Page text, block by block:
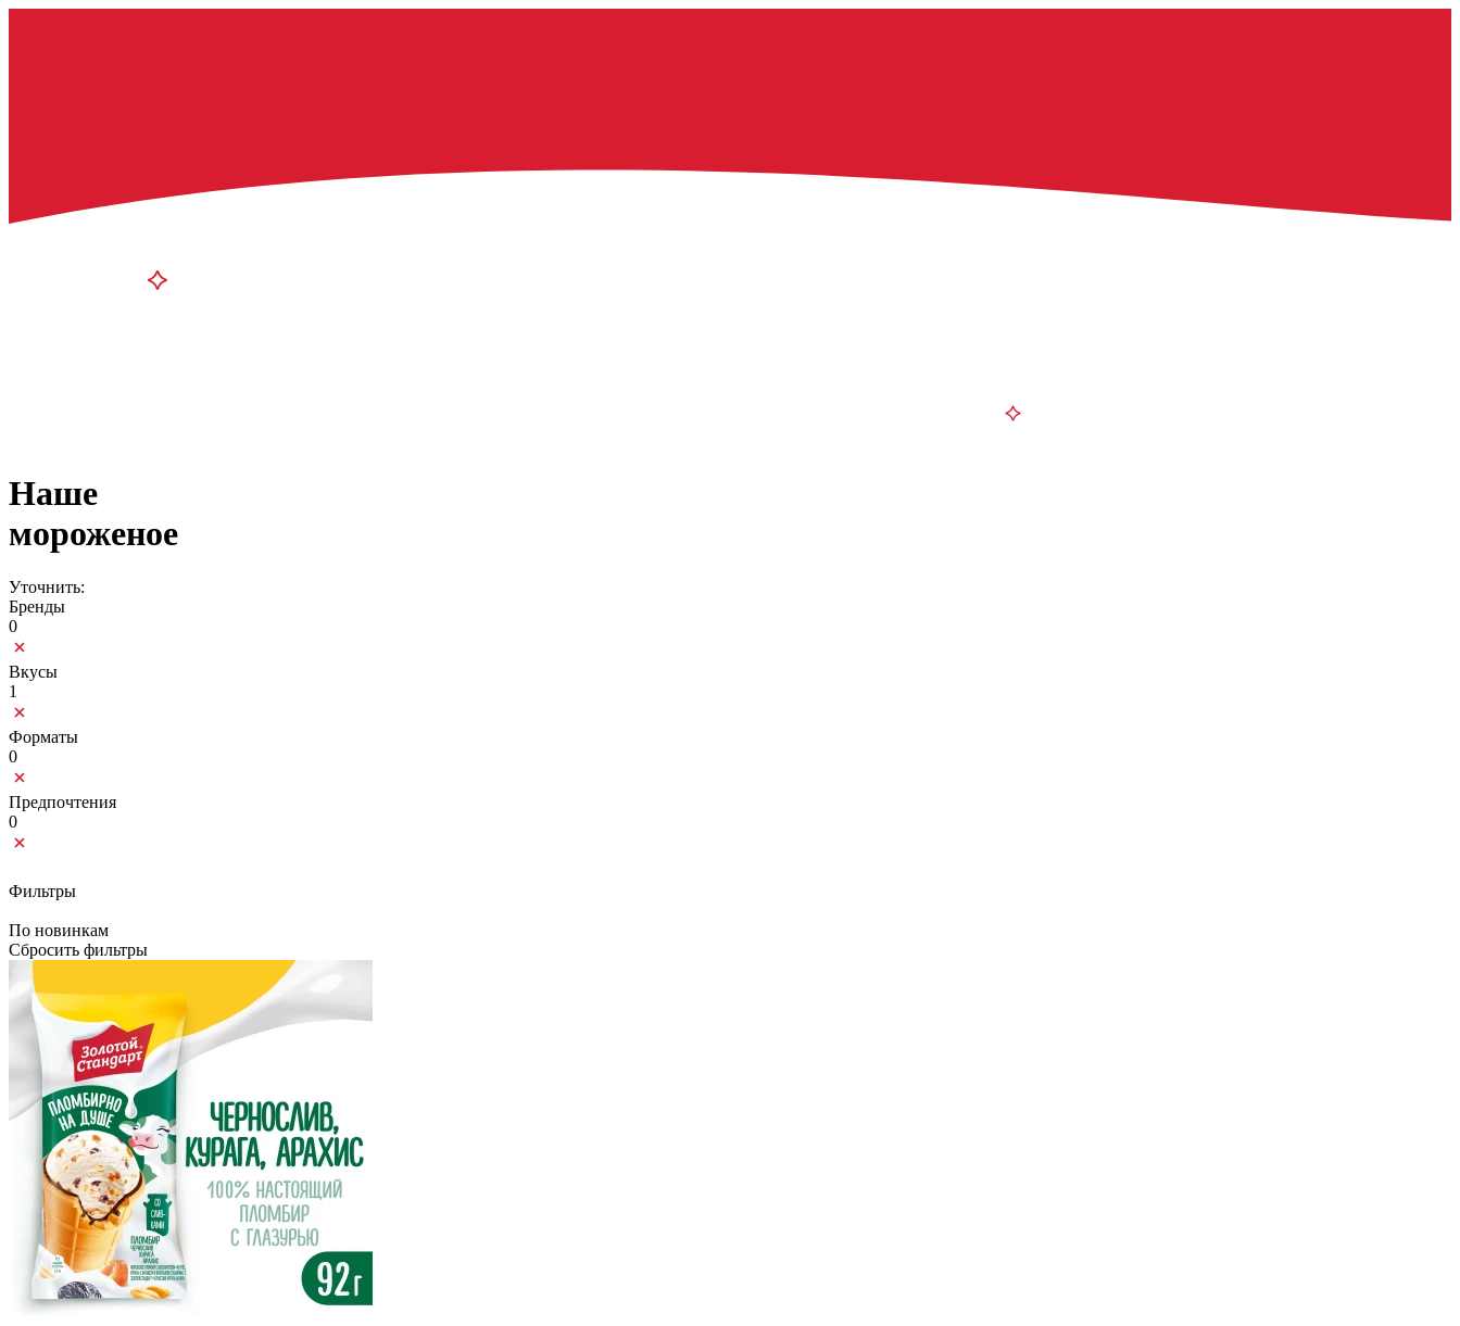
Наше
мороженое
Уточнить:
Бренды
0
Вкусы
1
Форматы
0
Предпочтения
0
Фильтры
По новинкам
Сбросить фильтры